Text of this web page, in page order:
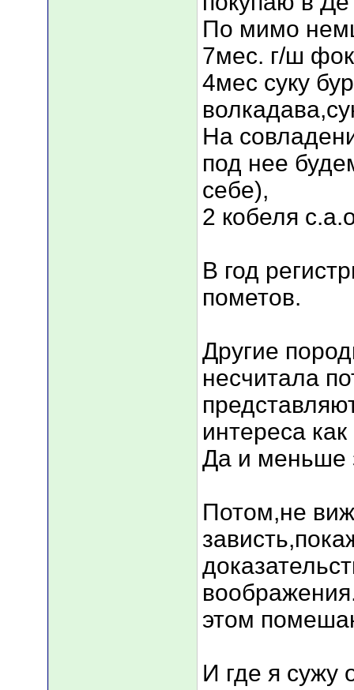
По мимо
7мес. г/ш
4мес суку
На
под нее
себе),
2 кобеля
В год
пометов.
Другие
несчитала
интереса
Да и меньше
Потом,не
этом
И где я сужу